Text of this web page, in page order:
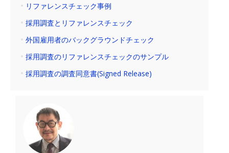
リファレンスチェック事例
採用調査とリファレンスチェック
外国雇用者のバックグラウンドチェック
採用調査のリファレンスチェックのサンプル
採用調査の調査同意書(Signed Release)